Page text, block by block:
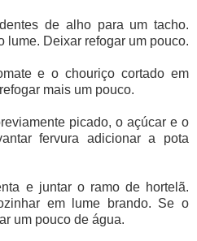
de alho para um tacho.
lume. Deixar refogar um pouco.
e o chouriço cortado em
mais um pouco.
picado, o açúcar e o
fervura adicionar a pota
e juntar o ramo de hortelã.
em lume brando. Se o
um pouco de água.